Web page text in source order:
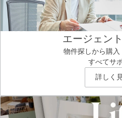
エージェン
物件探しから購
すべてサ
詳しく